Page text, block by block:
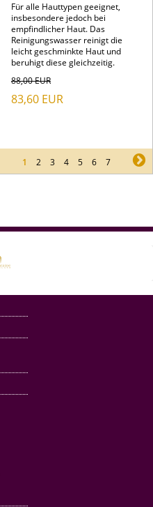
Für alle Hauttypen geeignet,
insbesondere jedoch bei
empfindlicher Haut. Das
Reinigungswasser reinigt die
leicht geschminkte Haut und
beruhigt diese gleichzeitig.
88,00EUR
83,60 EUR
1 2 3 4 5 6 7